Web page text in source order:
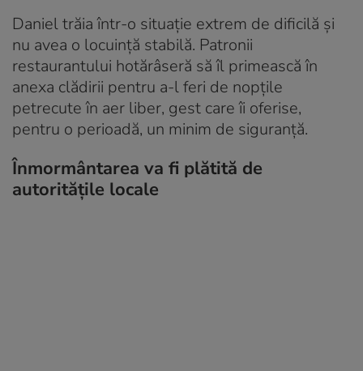
Daniel trăia într-o situație extrem de dificilă și
nu avea o locuință stabilă. Patronii
restaurantului hotărâseră să îl primească în
anexa clădirii pentru a-l feri de nopțile
petrecute în aer liber, gest care îi oferise,
pentru o perioadă, un minim de siguranță.
Înmormântarea va fi plătită de
autoritățile locale